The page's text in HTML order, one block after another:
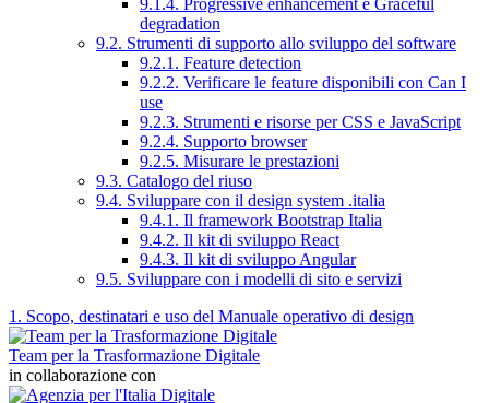
degradation
9.2. Strumenti di supporto allo sviluppo del software
9.2.1. Feature detection
9.2.2. Verificare le feature disponibili con Can I
use
9.2.3. Strumenti e risorse per CSS e JavaScript
9.2.4. Supporto browser
9.2.5. Misurare le prestazioni
9.3. Catalogo del riuso
9.4. Sviluppare con il design system .italia
9.4.1. Il framework Bootstrap Italia
9.4.2. Il kit di sviluppo React
9.4.3. Il kit di sviluppo Angular
9.5. Sviluppare con i modelli di sito e servizi
1. Scopo, destinatari e uso del Manuale operativo di design
Team per la Trasformazione Digitale
in collaborazione con